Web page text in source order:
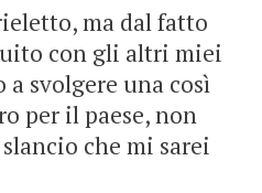
ma dal fatto
con gli altri miei
svolgere una così
per il paese, non
che mi sarei